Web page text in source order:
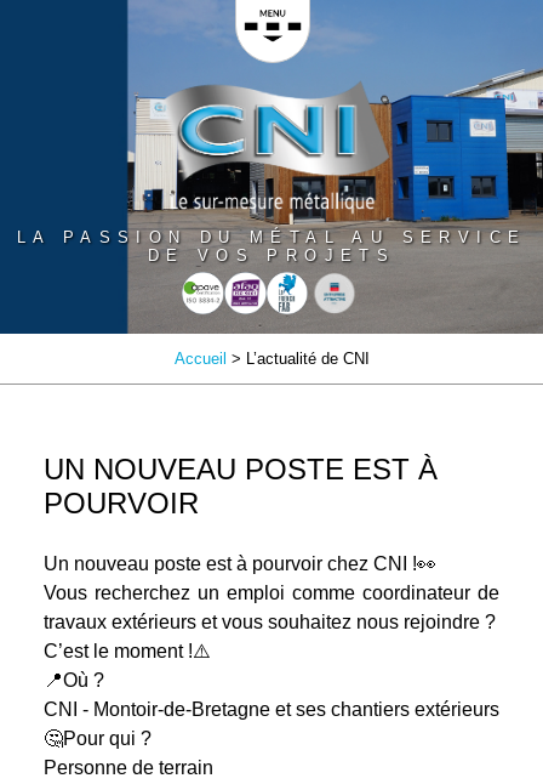
Panneau de gestion des cookies
LA PASSION DU MÉTAL AU SERVICE
DE VOS PROJETS
Accueil > L’actualité de CNI
UN NOUVEAU POSTE EST À
POURVOIR
Un nouveau poste est à pourvoir chez CNI !👀
Vous recherchez un emploi comme coordinateur de
travaux extérieurs et vous souhaitez nous rejoindre ?
C’est le moment !⚠️
📍Où ?
CNI - Montoir-de-Bretagne et ses chantiers extérieurs
🤔Pour qui ?
Personne de terrain